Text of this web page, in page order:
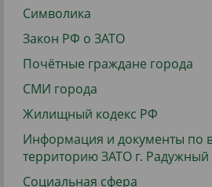
Символика
Закон РФ о ЗАТО
Почётные граждане города
СМИ города
Жилищный кодекс РФ
Информация и документы по
территорию ЗАТО г. Радужный
Социальная сфера